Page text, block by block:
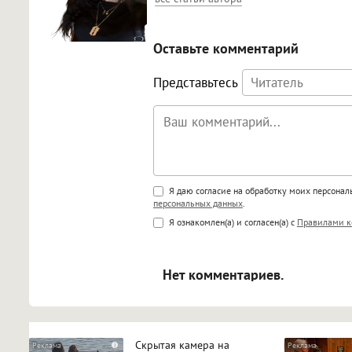
Оставьте комментарий
Представьтесь
Поддержка HTML
<b>, <strong>, <u>, <i>, <em>,
<blockquote>, <code>
Я даю согласие на обработку моих
персональных данных.
Я ознакомлен(а) и согласен(а) с Правилами
Нет комментариев.
i
Скрытая камера на